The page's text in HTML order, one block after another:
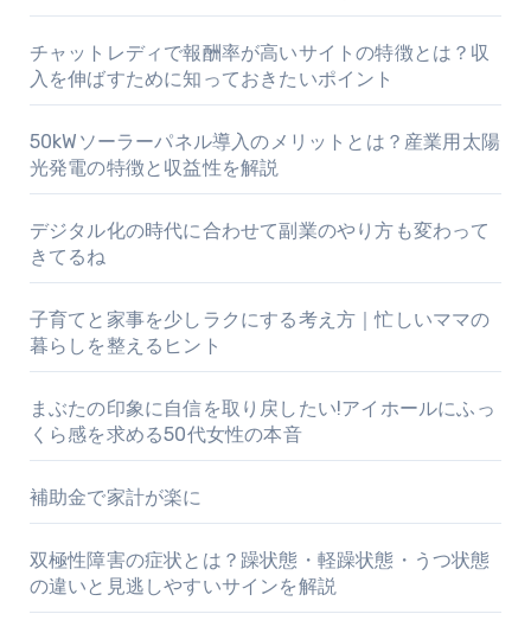
チャットレディで報酬率が高いサイトの特徴とは？収
入を伸ばすために知っておきたいポイント
50kWソーラーパネル導入のメリットとは？産業用太陽
光発電の特徴と収益性を解説
デジタル化の時代に合わせて副業のやり方も変わって
きてるね
子育てと家事を少しラクにする考え方｜忙しいママの
暮らしを整えるヒント
まぶたの印象に自信を取り戻したい!アイホールにふっ
くら感を求める50代女性の本音
補助金で家計が楽に
双極性障害の症状とは？躁状態・軽躁状態・うつ状態
の違いと見逃しやすいサインを解説